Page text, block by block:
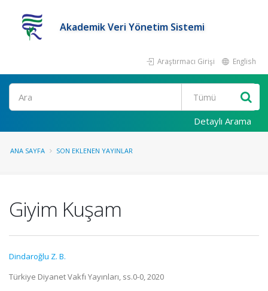
Akademik Veri Yönetim Sistemi
Araştırmacı Girişi English
Ara
Detaylı Arama
ANA SAYFA SON EKLENEN YAYINLAR
Giyim Kuşam
Dindaroğlu Z. B.
Türkiye Diyanet Vakfı Yayınları, ss.0-0, 2020